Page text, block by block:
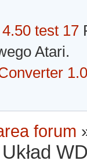
test 17
Atari.
forum